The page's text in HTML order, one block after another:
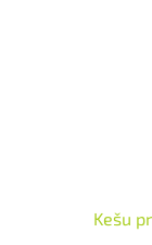
Kešu